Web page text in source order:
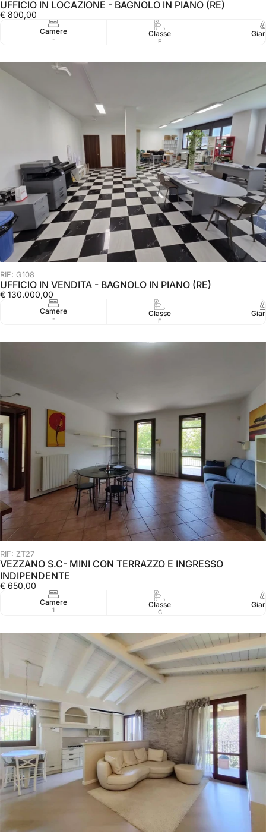
UFFICIO IN LOCAZIONE - BAGNOLO IN PIANO (RE)
€ 800,00
Camere
-
Classe
E
RIF: G108
UFFICIO IN VENDITA - BAGNOLO IN PIANO (RE)
€ 130.000,00
Camere
-
Classe
E
RIF: ZT27
VEZZANO S.C- MINI CON TERRAZZO E INGRESSO
INDIPENDENTE
€ 650,00
Camere
1
Classe
C